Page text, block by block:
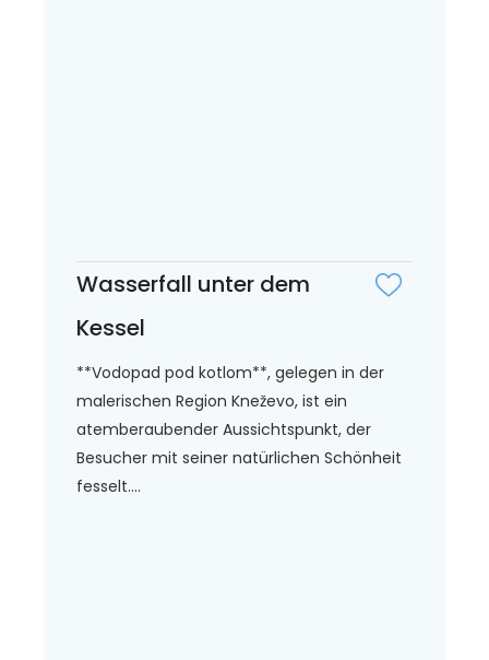
Wasserfall unter dem
Kessel
**Vodopad pod kotlom**, gelegen in der
malerischen Region Kneževo, ist ein
atemberaubender Aussichtspunkt, der
Besucher mit seiner natürlichen Schönheit
fesselt....